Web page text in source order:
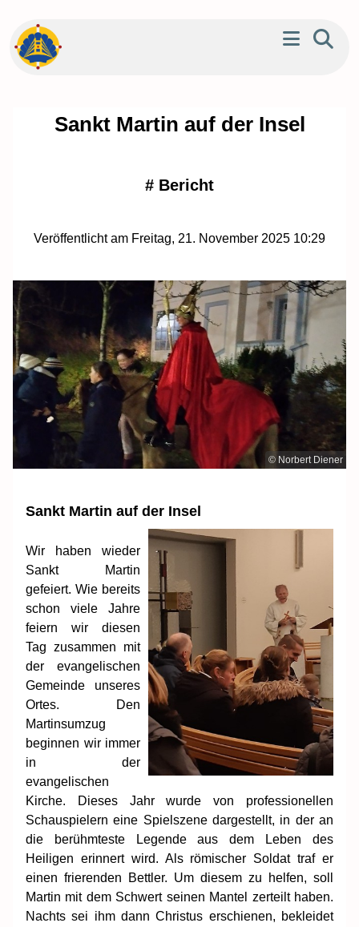
Sankt Martin auf der Insel
# Bericht
Veröffentlicht am Freitag, 21. November 2025 10:29
© Norbert Diener
Sankt Martin auf der Insel
Wir haben wieder
Sankt Martin
gefeiert. Wie bereits
schon viele Jahre
feiern wir diesen
Tag zusammen mit
der evangelischen
Gemeinde unseres
Ortes.
Den
Martinsumzug
beginnen wir immer
in der
evangelischen
Kirche. Dieses Jahr wurde von professionellen
Schauspielern eine Spielszene dargestellt, in der an
die berühmteste Legende aus dem Leben des
Heiligen erinnert wird. Als römischer Soldat traf er
einen frierenden Bettler. Um diesem zu helfen, soll
Martin mit dem Schwert seinen Mantel zerteilt haben.
Nachts sei ihm dann Christus erschienen, bekleidet